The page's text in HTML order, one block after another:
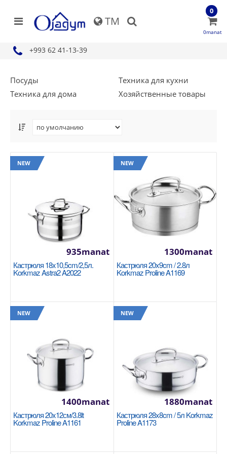
TM
+993 62 41-13-39
0
0manat
Посуды
Техника для кухни
Техника для дома
Хозяйственные товары
NEW
Кастрюля 18x10,5cm/2,5л. Korkmaz Astra2
Размер: 18x10,5см Благодаря плоским крышкам
посудомоечно..
935manat
Availability
В Корзину
Добавь в сравнения
NEW
Кастрюля 18x10,5cm/2,5л.
Korkmaz Astra2 A2022
935manat
NEW
Кастрюля 20x9cm / 2.8л
Korkmaz Proline A1169
1300manat
NEW
Кастрюля 20x12см/3.8lt
Korkmaz Proline A1161
1400manat
NEW
Кастрюля 28x8cm / 5л Korkmaz
Proline A1173
1880manat